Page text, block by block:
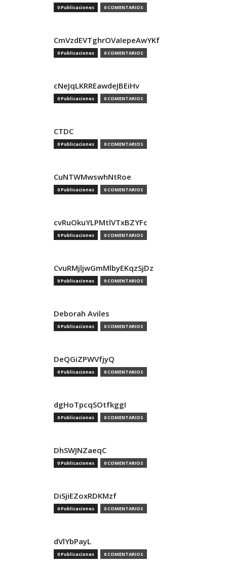
0 Publicaciones 0 COMENTARIOS
CmVzdEVTghrOVaIepeAwYKf
0 Publicaciones 0 COMENTARIOS
cNeJqLKRREawdeJBEiHv
0 Publicaciones 0 COMENTARIOS
CTDC
0 Publicaciones 0 COMENTARIOS
CuNTWMwswhNtRoe
0 Publicaciones 0 COMENTARIOS
cvRuOkuYLPMtlVTxBZYFc
0 Publicaciones 0 COMENTARIOS
CvuRMjljwGmMlbyEKqzSjDz
0 Publicaciones 0 COMENTARIOS
Deborah Aviles
0 Publicaciones 0 COMENTARIOS
DeQGiZPWVfjyQ
0 Publicaciones 0 COMENTARIOS
dgHoTpcqSOtfkggI
0 Publicaciones 0 COMENTARIOS
DhSWJNZaeqC
0 Publicaciones 0 COMENTARIOS
DiSjiEZoxRDKMzf
0 Publicaciones 0 COMENTARIOS
dVlYbPayL
0 Publicaciones 0 COMENTARIOS